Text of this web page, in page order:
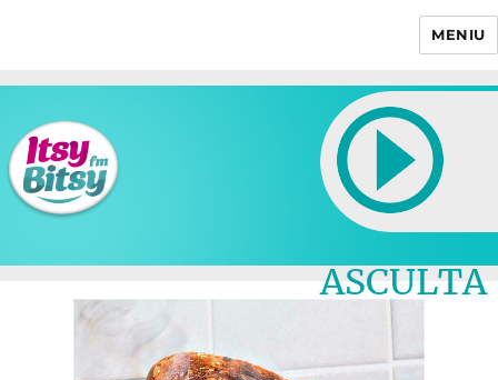
MENIU
ASCULTA
LIVE